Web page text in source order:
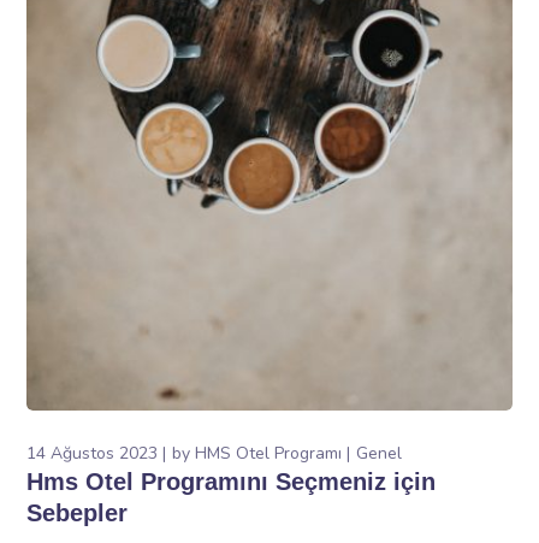
14 Ağustos 2023 byHMS Otel Programı Genel
Hms Otel Programını Seçmeniz için
Sebepler